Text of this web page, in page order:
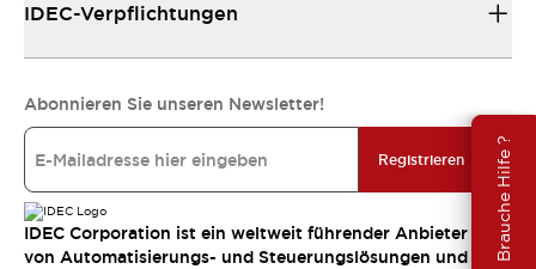
Brauche Hilfe ?
IDEC-Verpflichtungen
Abonnieren Sie unseren Newsletter!
Registrieren
IDEC Corporation ist ein weltweit führender Anbieter
von Automatisierungs- und Steuerungslösungen und